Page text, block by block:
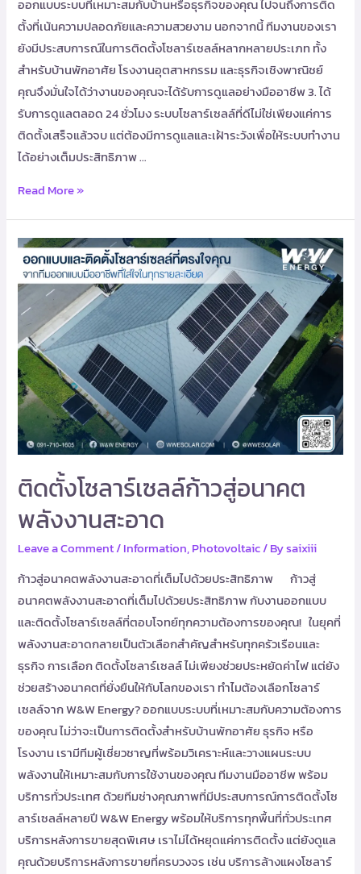
ออกแบบระบบที่เหมาะสมกับบ้านหรือธุรกิจของคุณ ไปจนถึงการติด
ตั้งที่เน้นความปลอดภัยและความสวยงาม นอกจากนี้ ทีมงานของเรา
ยังมีประสบการณ์ในการติดตั้งโซลาร์เซลล์หลากหลายประเภท ทั้ง
สำหรับบ้านพักอาศัย โรงงานอุตสาหกรรม และธุรกิจเชิงพาณิชย์
คุณจึงมั่นใจได้ว่างานของคุณจะได้รับการดูแลอย่างมืออาชีพ 3. ได้
รับการดูแลตลอด 24 ชั่วโมง ระบบโซลาร์เซลล์ที่ดีไม่ใช่เพียงแค่การ
ติดตั้งเสร็จแล้วจบ แต่ต้องมีการดูแลและเฝ้าระวังเพื่อให้ระบบทำงาน
ได้อย่างเต็มประสิทธิภาพ …
Read More »
ติดตั้งโซลาร์เซลล์ก้าวสู่อนาคต
พลังงานสะอาด
Leave a Comment/Information,Photovoltaic/ Bysaixiii
ก้าวสู่อนาคตพลังงานสะอาดที่เต็มไปด้วยประสิทธิภาพ ก้าวสู่
อนาคตพลังงานสะอาดที่เต็มไปด้วยประสิทธิภาพ กับงานออกแบบ
และติดตั้งโซลาร์เซลล์ที่ตอบโจทย์ทุกความต้องการของคุณ! ในยุคที่
พลังงานสะอาดกลายเป็นตัวเลือกสำคัญสำหรับทุกครัวเรือนและ
ธุรกิจ การเลือก ติดตั้งโซลาร์เซลล์ ไม่เพียงช่วยประหยัดค่าไฟ แต่ยัง
ช่วยสร้างอนาคตที่ยั่งยืนให้กับโลกของเรา ทำไมต้องเลือกโซลาร์
เซลล์จาก W&W Energy? ออกแบบระบบที่เหมาะสมกับความต้องการ
ของคุณ ไม่ว่าจะเป็นการติดตั้งสำหรับบ้านพักอาศัย ธุรกิจ หรือ
โรงงาน เรามีทีมผู้เชี่ยวชาญที่พร้อมวิเคราะห์และวางแผนระบบ
พลังงานให้เหมาะสมกับการใช้งานของคุณ ทีมงานมืออาชีพ พร้อม
บริการทั่วประเทศ ด้วยทีมช่างคุณภาพที่มีประสบการณ์การติดตั้งโซ
ลาร์เซลล์หลายปี W&W Energy พร้อมให้บริการทุกพื้นที่ทั่วประเทศ
บริการหลังการขายสุดพิเศษ เราไม่ได้หยุดแค่การติดตั้ง แต่ยังดูแล
คุณด้วยบริการหลังการขายที่ครบวงจร เช่น บริการล้างแผงโซลาร์
ติด
ตั้ง
โซ
ลาร์
เซลล์
ก้าว
สู่
อนาคต
พลังงาน
สะอาด